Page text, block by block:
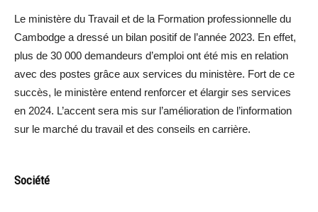
Le ministère du Travail et de la Formation professionnelle du
Cambodge a dressé un bilan positif de l’année 2023. En effet,
plus de 30 000 demandeurs d’emploi ont été mis en relation
avec des postes grâce aux services du ministère. Fort de ce
succès, le ministère entend renforcer et élargir ses services
en 2024. L’accent sera mis sur l’amélioration de l’information
sur le marché du travail et des conseils en carrière.
Société